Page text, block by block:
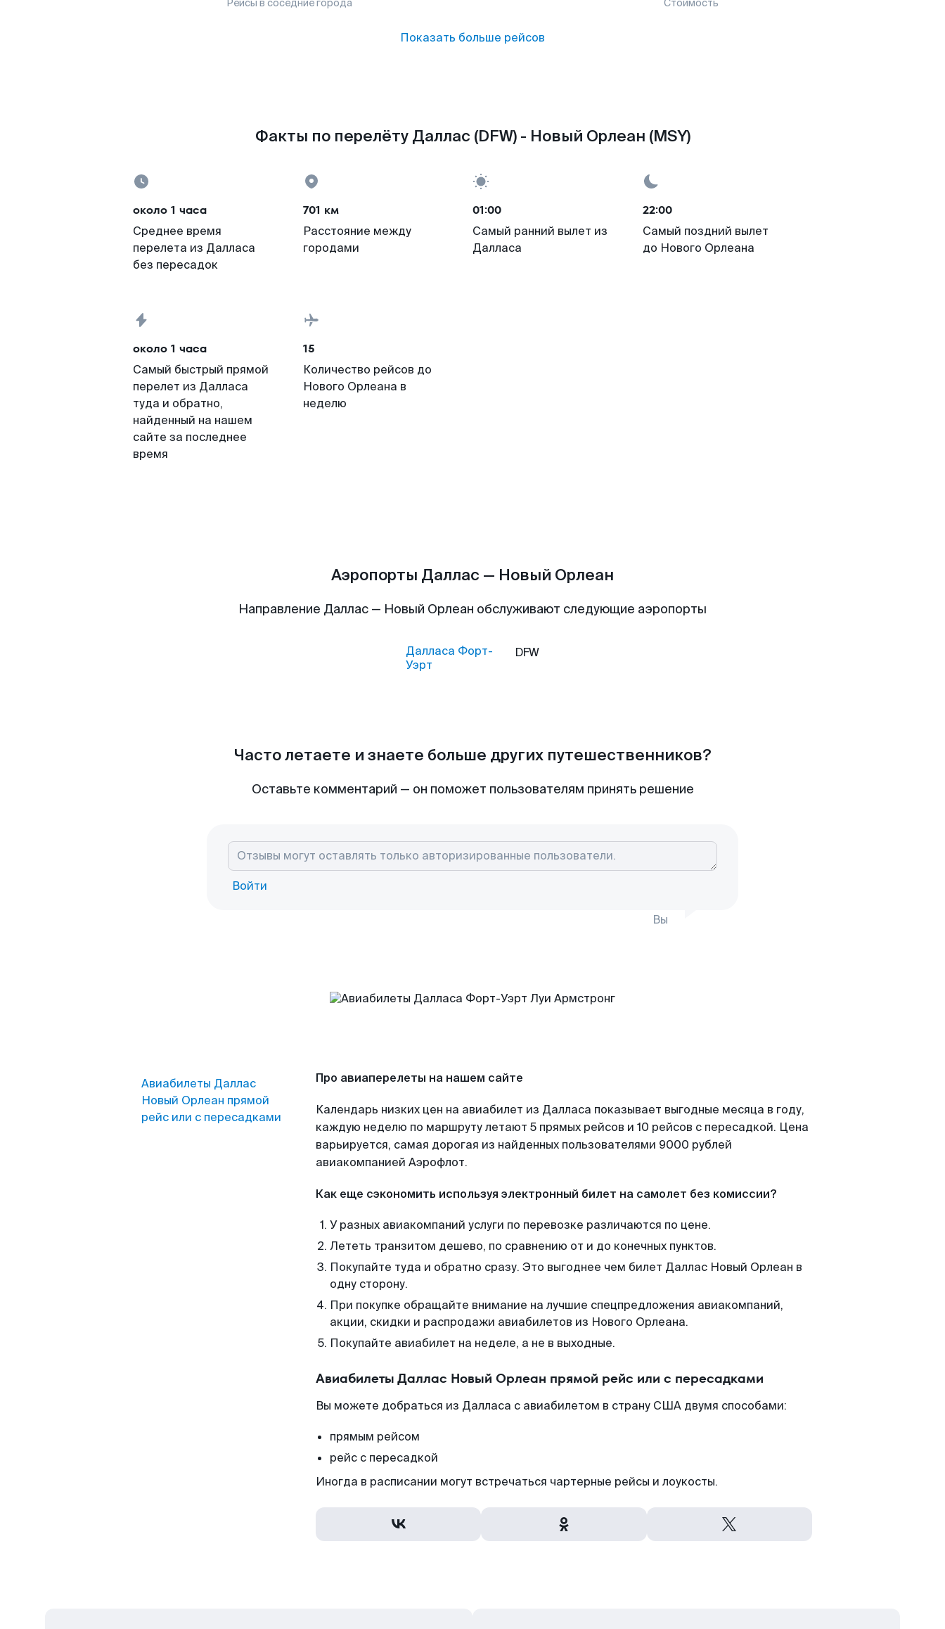
Рейсы в соседние города Стоимость
Показать больше рейсов
Факты по перелёту Даллас (DFW) - Новый Орлеан (MSY)
около 1 часа
Среднее время
перелета из Далласа
без пересадок
701 км
Расстояние между
городами
01:00
Самый ранний вылет из
Далласа
22:00
Самый поздний вылет
до Нового Орлеана
около 1 часа
Самый быстрый прямой
перелет из Далласа
туда и обратно,
найденный на нашем
сайте за последнее
время
15
Количество рейсов до
Нового Орлеана в
неделю
Аэропорты Даллас — Новый Орлеан
Направление Даллас — Новый Орлеан обслуживают следующие аэропорты
Далласа Форт-
Уэрт
DFW
Часто летаете и знаете больше других путешественников?
Оставьте комментарий — он поможет пользователям принять решение
Войти
Вы
Авиабилеты Даллас
Новый Орлеан прямой
рейс или с пересадками
Про авиаперелеты на нашем сайте
Календарь низких цен на авиабилет из Далласа показывает выгодные месяца в году,
каждую неделю по маршруту летают 5 прямых рейсов и 10 рейсов с пересадкой. Цена
варьируется, самая дорогая из найденных пользователями 9000 рублей
авиакомпанией Аэрофлот.
Как еще сэкономить используя электронный билет на самолет без комиссии?
У разных авиакомпаний услуги по перевозке различаются по цене.
Лететь транзитом дешево, по сравнению от и до конечных пунктов.
Покупайте туда и обратно сразу. Это выгоднее чем билет Даллас Новый Орлеан в
одну сторону.
При покупке обращайте внимание на лучшие спецпредложения авиакомпаний,
акции, скидки и распродажи авиабилетов из Нового Орлеана.
Покупайте авиабилет на неделе, а не в выходные.
Авиабилеты Даллас Новый Орлеан прямой рейс или с пересадками
Вы можете добраться из Далласа с авиабилетом в страну США двумя способами:
прямым рейсом
рейс с пересадкой
Иногда в расписании могут встречаться чартерные рейсы и лоукосты.